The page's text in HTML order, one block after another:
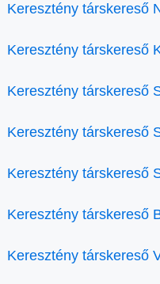
Keresztény társkereső
Keresztény társkereső
Keresztény társkereső
Keresztény társkereső
Keresztény társkereső
Keresztény társkereső
Keresztény társkereső